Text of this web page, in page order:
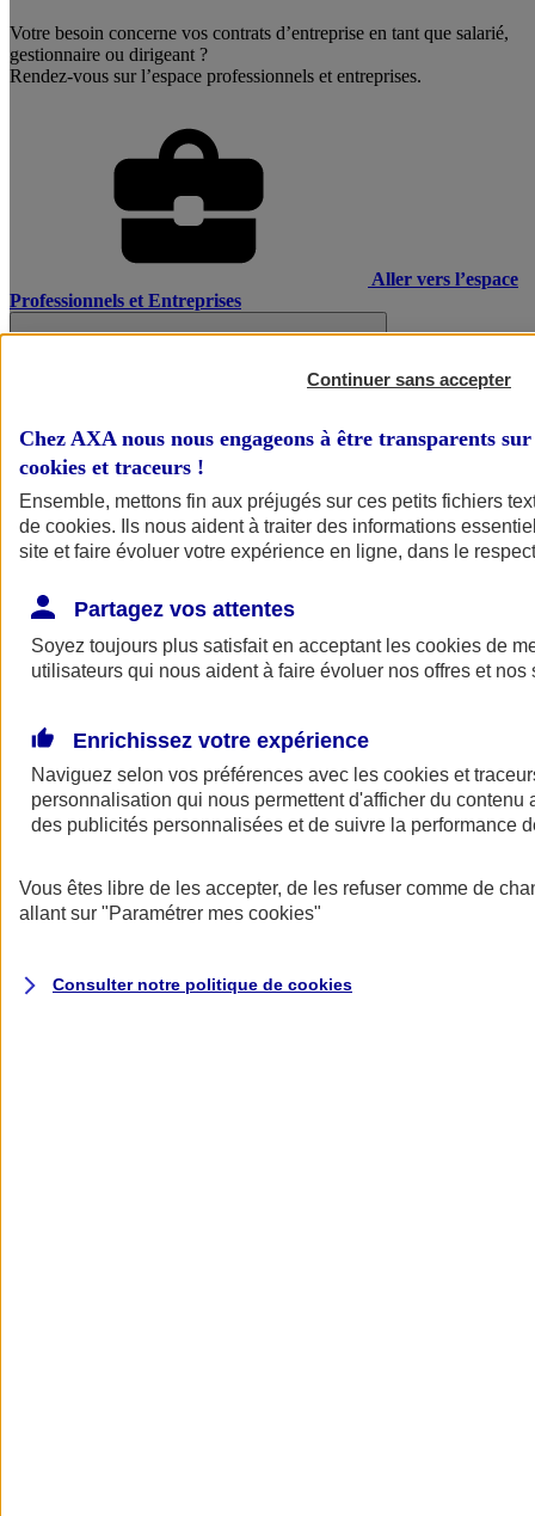
Votre besoin concerne vos contrats d’entreprise en tant que salarié,
gestionnaire ou dirigeant ?
Rendez-vous sur l’espace professionnels et entreprises.
Aller vers l’espace
Professionnels et Entreprises
AXA Assurance
Continuer sans accepter
Chez AXA nous nous engageons à être transparents
cookies et traceurs !
Ensemble, mettons fin aux préjugés sur ces petits fichiers
de cookies. Ils nous aident à traiter des informations
site et faire évoluer votre expérience en ligne, dans le
Partagez vos attentes
Soyez toujours plus satisfait en acceptant les cookies de
utilisateurs qui nous aident à faire évoluer nos offres et nos
Enrichissez votre expérience
Naviguez selon vos préférences avec les cookies et
personnalisation qui nous permettent d'afficher du contenu
des publicités personnalisées et de suivre la performance
Vous êtes libre de les accepter, de les refuser comme de
allant sur "Paramétrer mes cookies"
Consulter notre politique de cookies